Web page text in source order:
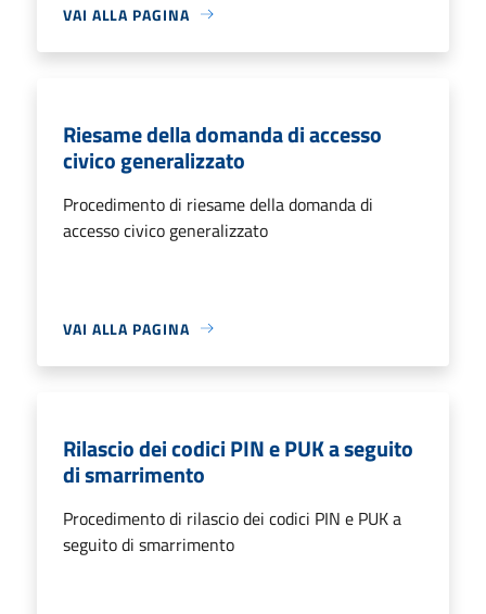
VAI ALLA PAGINA
Riesame della domanda di accesso
civico generalizzato
Procedimento di riesame della domanda di
accesso civico generalizzato
VAI ALLA PAGINA
Rilascio dei codici PIN e PUK a seguito
di smarrimento
Procedimento di rilascio dei codici PIN e PUK a
seguito di smarrimento